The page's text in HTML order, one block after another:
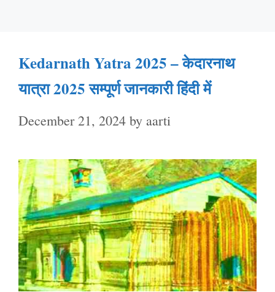
Kedarnath Yatra 2025 – केदारनाथ
यात्रा 2025 सम्पूर्ण जानकारी हिंदी में
December 21, 2024 by aarti